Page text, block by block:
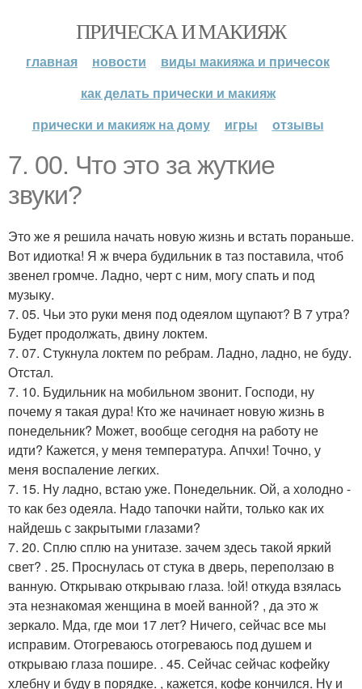
ПРИЧЕСКА И МАКИЯЖ
главная новости
виды макияжа и причесок
как делать прически и макияж
прически и макияж на дому
игры отзывы
7. 00. Что это за жуткие
звуки?
Это же я решила начать новую жизнь и встать пораньше.
Вот идиотка! Я ж вчера будильник в таз поставила, чтоб
звенел громче. Ладно, черт с ним, могу спать и под
музыку.
7. 05. Чьи это руки меня под одеялом щупают? В 7 утра?
Будет продолжать, двину локтем.
7. 07. Стукнула локтем по ребрам. Ладно, ладно, не буду.
Отстал.
7. 10. Будильник на мобильном звонит. Господи, ну
почему я такая дура! Кто же начинает новую жизнь в
понедельник? Может, вообще сегодня на работу не
идти? Кажется, у меня температура. Апчхи! Точно, у
меня воспаление легких.
7. 15. Ну ладно, встаю уже. Понедельник. Ой, а холодно -
то как без одеяла. Надо тапочки найти, только как их
найдешь с закрытыми глазами?
7. 20. Сплю сплю на унитазе. зачем здесь такой яркий
свет? . 25. Проснулась от стука в дверь, переползаю в
ванную. Открываю открываю глаза. !ой! откуда взялась
эта незнакомая женщина в моей ванной? , да это ж
зеркало. Мда, где мои 17 лет? Ничего, сейчас все мы
исправим. Отогреваюсь отогреваюсь под душем и
открываю глаза пошире. . 45. Сейчас сейчас кофейку
хлебну и буду в порядке. , кажется, кофе кончился. Ну и